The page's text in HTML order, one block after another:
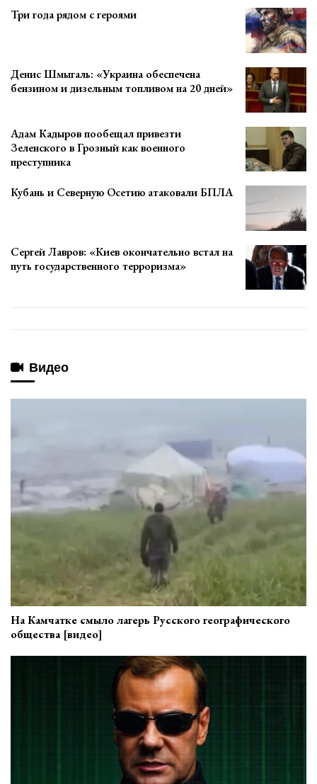
Три года рядом с героями
Денис Шмыгаль: «Украина обеспечена
бензином и дизельным топливом на 20 дней»
Адам Кадыров пообещал привезти
Зеленского в Грозный как военного
преступника
Кубань и Северную Осетию атаковали БПЛА
Сергей Лавров: «Киев окончательно встал на
путь государственного терроризма»
Видео
На Камчатке смыло лагерь Русского географического
общества [видео]